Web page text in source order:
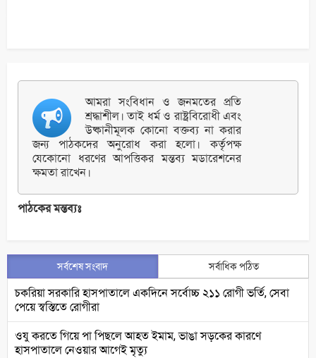
আমরা সংবিধান ও জনমতের প্রতি
শ্রদ্ধাশীল। তাই ধর্ম ও রাষ্ট্রবিরোধী এবং
উষ্কানীমূলক কোনো বক্তব্য না করার
জন্য পাঠকদের অনুরোধ করা হলো। কর্তৃপক্ষ
যেকোনো ধরণের আপত্তিকর মন্তব্য মডারেশনের
ক্ষমতা রাখেন।
পাঠকের মন্তব্যঃ
সর্বশেষ সংবাদ সর্বাধিক পঠিত
চকরিয়া সরকারি হাসপাতালে একদিনে সর্বোচ্চ ২১১ রোগী ভর্তি, সেবা
পেয়ে স্বস্তিতে রোগীরা
ওযু করতে গিয়ে পা পিছলে আহত ইমাম, ভাঙা সড়কের কারণে
হাসপাতালে নেওয়ার আগেই মৃত্যু